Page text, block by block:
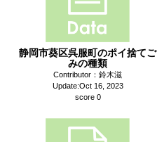
静岡市葵区呉服町のポイ捨てご
みの種類
Contributor：鈴木滋
Update:Oct 16, 2023
score 0